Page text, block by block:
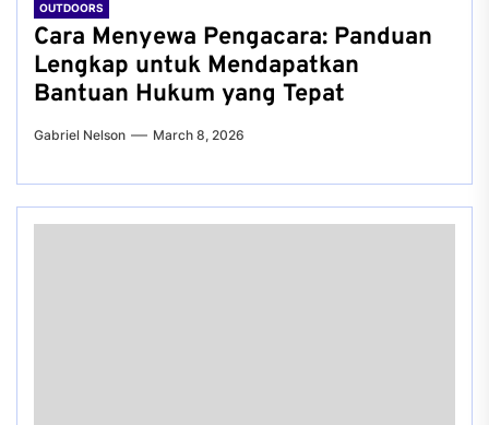
OUTDOORS
Cara Menyewa Pengacara: Panduan
Lengkap untuk Mendapatkan
Bantuan Hukum yang Tepat
Gabriel Nelson March 8, 2026